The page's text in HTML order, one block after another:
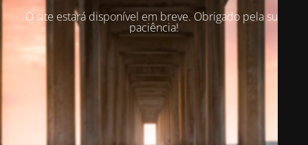
O site estará disponível em breve. Obrigado pela sua
paciência!